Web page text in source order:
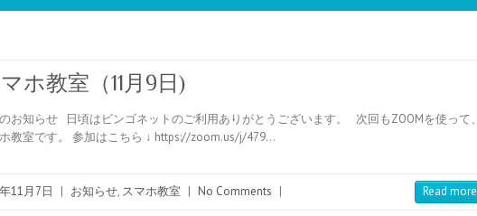
ホ教室（11月9日)
お知らせ 日頃はビンゴネットのご利用ありがとうございます。 次回もZOOMを使って、
教室です。 参加はこちら ↓ https://zoom.us/j/479…
11月7日 | お知らせ, スマホ教室 | No Comments | Read more